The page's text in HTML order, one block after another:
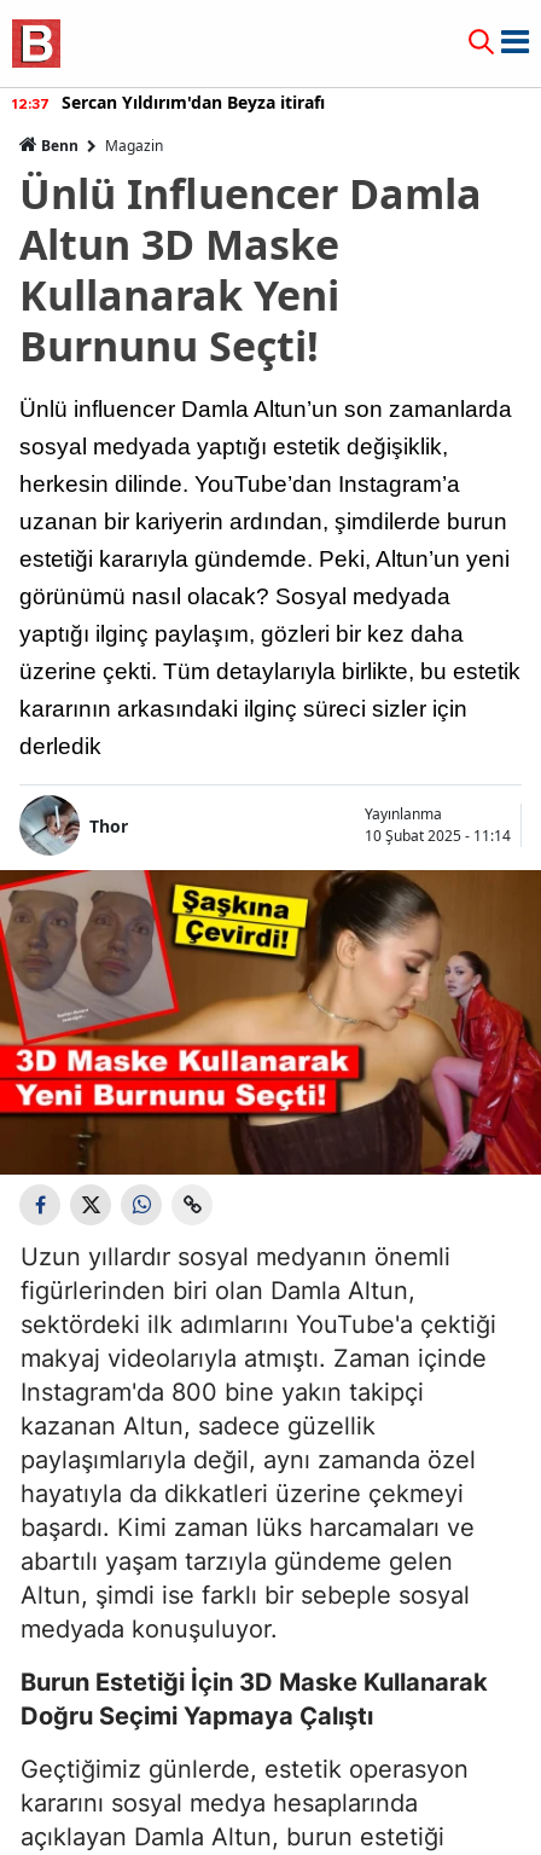
12:37 Sercan Yıldırım'dan Beyza itirafı
Benn Magazin
Ünlü Influencer Damla
Altun 3D Maske
Kullanarak Yeni
Burnunu Seçti!
Ünlü influencer Damla Altun’un son zamanlarda
sosyal medyada yaptığı estetik değişiklik,
herkesin dilinde. YouTube’dan Instagram’a
uzanan bir kariyerin ardından, şimdilerde burun
estetiği kararıyla gündemde. Peki, Altun’un yeni
görünümü nasıl olacak? Sosyal medyada
yaptığı ilginç paylaşım, gözleri bir kez daha
üzerine çekti. Tüm detaylarıyla birlikte, bu estetik
kararının arkasındaki ilginç süreci sizler için
derledik
Thor
Yayınlanma
10 Şubat 2025 - 11:14
Uzun yıllardır sosyal medyanın önemli
figürlerinden biri olan Damla Altun,
sektördeki ilk adımlarını YouTube'a çektiği
makyaj videolarıyla atmıştı. Zaman içinde
Instagram'da 800 bine yakın takipçi
kazanan Altun, sadece güzellik
paylaşımlarıyla değil, aynı zamanda özel
hayatıyla da dikkatleri üzerine çekmeyi
başardı. Kimi zaman lüks harcamaları ve
abartılı yaşam tarzıyla gündeme gelen
Altun, şimdi ise farklı bir sebeple sosyal
medyada konuşuluyor.
Burun Estetiği İçin 3D Maske Kullanarak
Doğru Seçimi Yapmaya Çalıştı
Geçtiğimiz günlerde, estetik operasyon
kararını sosyal medya hesaplarında
açıklayan Damla Altun, burun estetiği